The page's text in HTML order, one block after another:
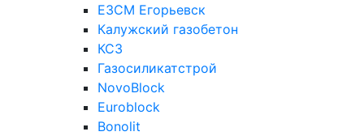
ЕЗСМ Егорьевск
Калужский газобетон
КСЗ
Газосиликатстрой
NovoBlock
Euroblock
Bonolit